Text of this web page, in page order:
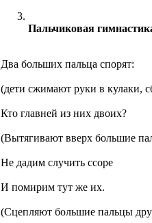
Пальчиковая
Два больших пальца спорят:
(дети сжимают руки в кулаки,
Кто главней из них двоих?
(Вытягивают вверх большие
Не дадим случить ссоре
И помирим тут же их.
(Сцепляют большие пальцы